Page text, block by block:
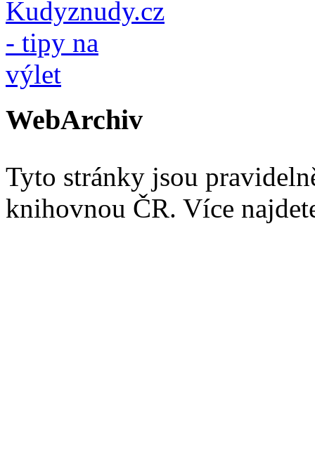
WebArchiv
Tyto stránky jsou
knihovnou ČR. Více